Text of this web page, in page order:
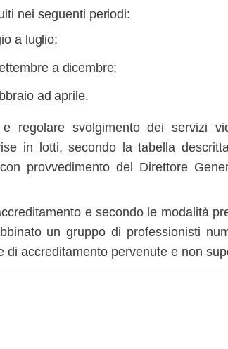
nei seguenti periodi:
a luglio;
a dicembre;
ad aprile.
regolare svolgimento dei servizi
in lotti, secondo la tabella
provvedimento del Direttore
e secondo le modalità
un gruppo di professionisti
di accreditamento pervenute e non